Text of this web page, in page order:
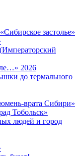
застолье»
2026
до термального
врата Сибири»
Тобольск»
людей и город